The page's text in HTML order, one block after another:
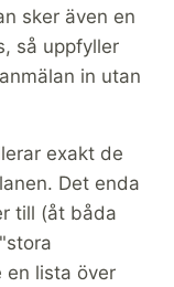
sker även en
så uppfyller
in utan
exakt de
Det enda
till (åt båda
en lista över